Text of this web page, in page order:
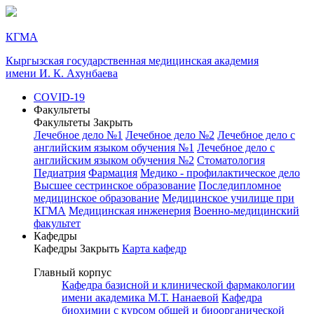
КГМА
Кыргызская государственная медицинская академия
имени И. К. Ахунбаева
COVID-19
Факультеты
Факультеты Закрыть
Лечебное дело №1 Лечебное дело №2 Лечебное дело с
английским языком обучения №1 Лечебное дело с
английским языком обучения №2 Стоматология
Педиатрия Фармация Медико - профилактическое дело
Высшее сестринское образование Последипломное
медицинское образование Медицинское училище при
КГМА Медицинская инженерия Военно-медицинский
факультет
Кафедры
Кафедры Закрыть Карта кафедр
Главный корпус
Кафедра базисной и клинической фармакологии
имени академика М.Т. Нанаевой Кафедра
биохимии с курсом общей и биоорганической